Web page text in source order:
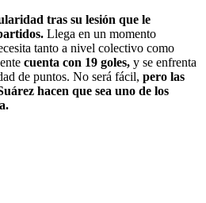
tras su lesión que le
Llega en un momento
tanto a nivel colectivo como
cuenta con 19 goles, y se enfrenta
de puntos. No será fácil, pero las
hacen que sea uno de los